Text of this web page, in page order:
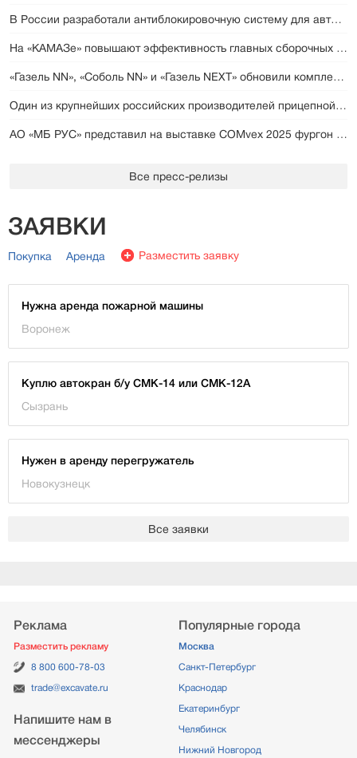
В России разработали антиблокировочную систему для автомобилей УАЗ
На «КАМАЗе» повышают эффективность главных сборочных конвейеров
«Газель NN», «Соболь NN» и «Газель NEXT» обновили комплектации: теперь с подушками безопасности
Один из крупнейших российских производителей прицепной техники снизил производство на 50%
АО «МБ РУС» представил на выставке COMvex 2025 фургон нового поколения
Все пресс-релизы
ЗАЯВКИ
Покупка Аренда Разместить заявку
Нужна аренда пожарной машины
Воронеж
Куплю автокран б/у СМК-14 или СМК-12А
Сызрань
Нужен в аренду перегружатель
Новокузнецк
Все заявки
Реклама
Разместить рекламу
8 800 600-78-03
trade@excavate.ru
Напишите нам в
мессенджеры
Популярные города
Москва
Санкт-Петербург
Краснодар
Екатеринбург
Челябинск
Нижний Новгород